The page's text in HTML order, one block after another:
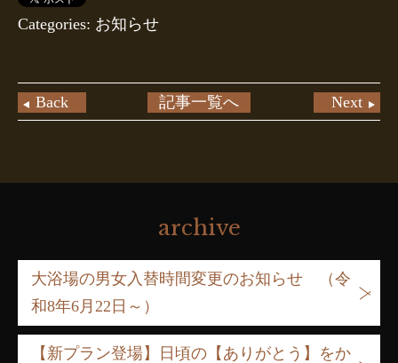
Categories: お知らせ
記事一覧へ
Back Next
archive
大浴場の男女入替時間変更のお知らせ （令
和8年6月22日～）
【新プラン登場】日頃の【ありがとう】をか